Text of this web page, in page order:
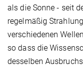
als die Sonne - seit
regelmäßig
verschiedenen
so dass die
desselben